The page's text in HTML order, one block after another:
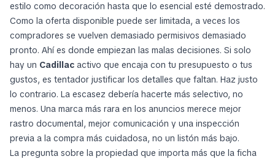
estilo como decoración hasta que lo esencial esté demostrado.
Como la oferta disponible puede ser limitada, a veces los
compradores se vuelven demasiado permisivos demasiado
pronto. Ahí es donde empiezan las malas decisiones. Si solo
hay un Cadillac activo que encaja con tu presupuesto o tus
gustos, es tentador justificar los detalles que faltan. Haz justo
lo contrario. La escasez debería hacerte más selectivo, no
menos. Una marca más rara en los anuncios merece mejor
rastro documental, mejor comunicación y una inspección
previa a la compra más cuidadosa, no un listón más bajo.
La pregunta sobre la propiedad que importa más que la ficha